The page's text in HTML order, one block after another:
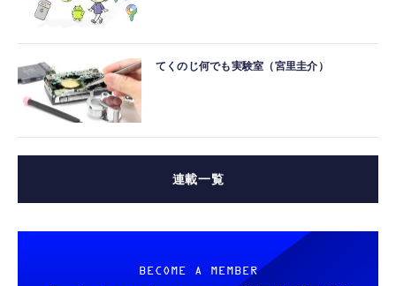
てくのじ何でも実験室（宮里圭介）
連載一覧
BECOME A MEMBER